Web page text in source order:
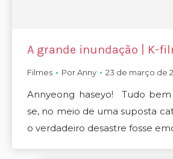
A grande inundação | K-
Filmes PorAnny 23 de março de
Annyeong haseyo! Tudo
se, no meio de uma suposta
o verdadeiro desastre fosse